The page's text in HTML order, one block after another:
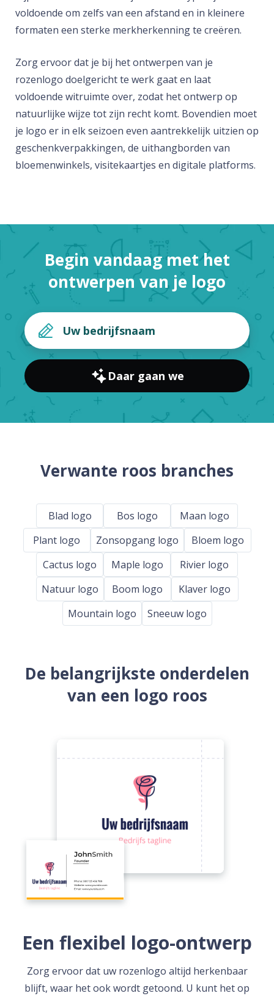
voldoende om zelfs van een afstand en in kleinere
formaten een sterke merkherkenning te creëren.
Zorg ervoor dat je bij het ontwerpen van je
rozenlogo doelgericht te werk gaat en laat
voldoende witruimte over, zodat het ontwerp op
natuurlijke wijze tot zijn recht komt. Bovendien moet
je logo er in elk seizoen even aantrekkelijk uitzien op
geschenkverpakkingen, de uithangborden van
bloemenwinkels, visitekaartjes en digitale platforms.
Begin vandaag met het
ontwerpen van je logo
Daar gaan we
Verwante roos branches
Blad logo Bos logo
Maan logo
Plant logo
Zonsopgang logo
Bloem logo
Cactus logo
Maple logo
Rivier logo
Natuur logo
Boom logo
Klaver logo
Mountain logo
Sneeuw logo
De belangrijkste onderdelen
van een logo roos
Een flexibel logo-ontwerp
Zorg ervoor dat uw rozenlogo altijd herkenbaar
blijft, waar het ook wordt getoond. U kunt het op